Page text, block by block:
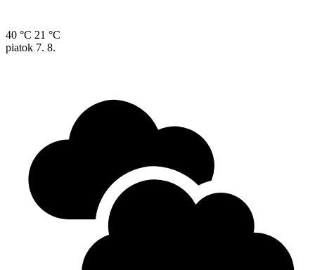
40 °C 21 °C
piatok 7. 8.